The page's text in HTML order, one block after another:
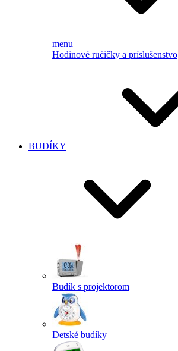
menu
Hodinové ručičky a príslušenstvo
BUDÍKY
Budík s projektorom
Detské budíky